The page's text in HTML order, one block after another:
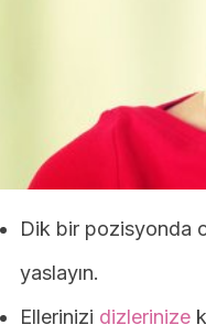
Dik bir pozisyonda
yaslayın.
Ellerinizi dizlerinize